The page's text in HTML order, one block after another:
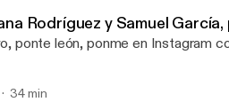
Rodríguez y Samuel
ponte león, ponme en Instagram
34 min